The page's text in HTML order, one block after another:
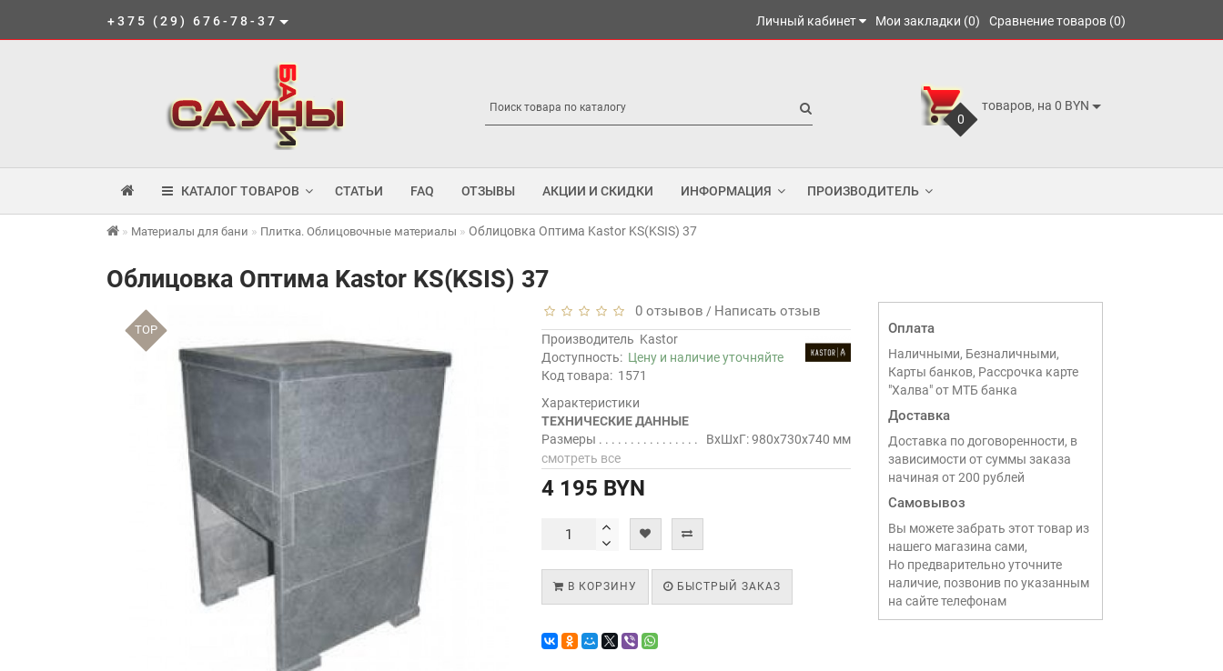
+375 (29) 676-78-37 Личный кабинет Мои закладки (0) Сравнение товаров (0)
0
товаров, на 0 BYN
КАТАЛОГ ТОВАРОВ СТАТЬИ FAQ ОТЗЫВЫ АКЦИИ И СКИДКИ ИНФОРМАЦИЯ ПРОИЗВОДИТЕЛЬ
Материалы для бани Плитка. Облицовочные материалы Облицовка Оптима Kastor KS(KSIS) 37
Облицовка Оптима Kastor KS(KSIS) 37
TOP
0 отзывов / Написать отзыв
Производитель Kastor
Доступность: Цену и наличие уточняйте
Код товара: 1571
Характеристики
ТЕХНИЧЕСКИЕ ДАННЫЕ
Размеры
ВхШхГ: 980х730х740 мм
смотреть все
4 195 BYN
В КОРЗИНУ БЫСТРЫЙ ЗАКАЗ
Оплата
Наличными, Безналичными,
Карты банков, Рассрочка карте
"Халва" от МТБ банка
Доставка
Доставка по договоренности, в
зависимости от суммы заказа
начиная от 200 рублей
Самовывоз
Вы можете забрать этот товар из
нашего магазина сами,
Но предварительно уточните
наличие, позвонив по указанным
на сайте телефонам